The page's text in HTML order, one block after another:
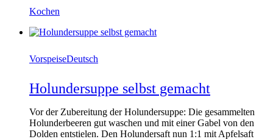
Kochen
VorspeiseDeutsch
Holundersuppe selbst gemacht
Vor der Zubereitung der Holundersuppe: Die gesammelten
Holunderbeeren gut waschen und mit einer Gabel von den
Dolden entstielen. Den Holundersaft nun 1:1 mit Apfelsaft